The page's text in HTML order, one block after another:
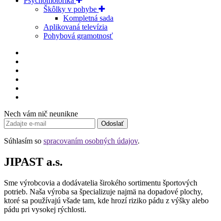
Škôlky v pohybe
Kompletná sada
Aplikovaná televízia
Pohybová gramotnosť
Nech vám nič neunikne
Odoslať
Súhlasím so spracovaním osobných údajov.
JIPAST a.s.
Sme výrobcovia a dodávatelia širokého sortimentu športových
potrieb. Naša výroba sa špecializuje najmä na dopadové plochy,
ktoré sa používajú všade tam, kde hrozí riziko pádu z výšky alebo
pádu pri vysokej rýchlosti.